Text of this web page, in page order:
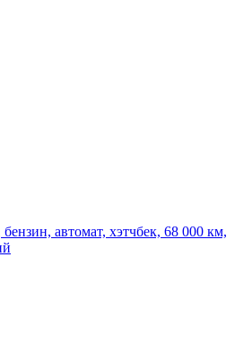
автомат, хэтчбек, 68 000 км,